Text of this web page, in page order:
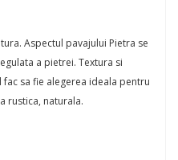
Aspectul pavajului Pietra se
a pietrei. Textura si
sa fie alegerea ideala pentru
rustica, naturala.